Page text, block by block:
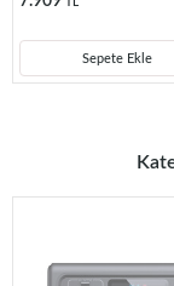
Sepete Ekle